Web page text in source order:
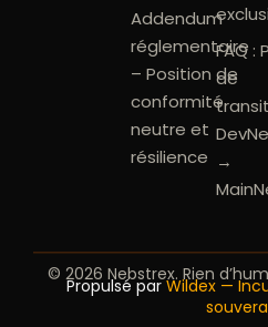
Addendum
réglementaire
– Position de
conformité
neutre et
résilience
FAQ :
de
→
© 2026 Nebstrex. Rien
Propulsé parWildex —